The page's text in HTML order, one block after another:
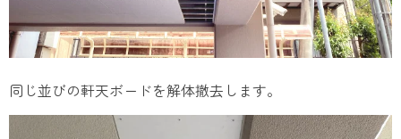
同じ並びの軒天ボードを解体撤去します。